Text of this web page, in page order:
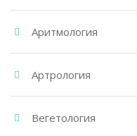
Аритмология
Артрология
Вегетология